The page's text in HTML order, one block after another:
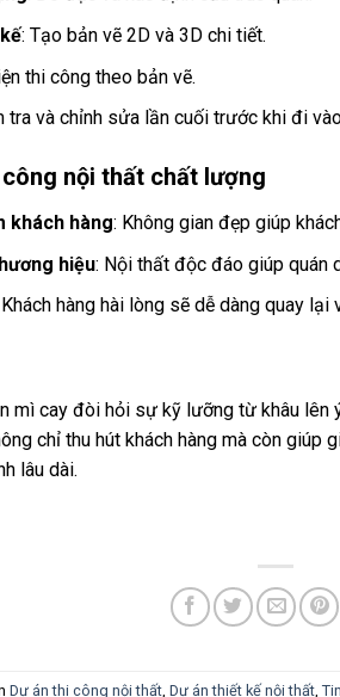
: Tạo bản vẽ 2D và 3D chi tiết.
thi công theo bản vẽ.
tra và chỉnh sửa lần cuối trước khi đi
nội thất chất lượng
khách hàng: Không gian đẹp giúp
hiệu: Nội thất độc đáo giúp quán
hàng hài lòng sẽ dễ dàng quay lại
mì cay đòi hỏi sự kỹ lưỡng từ khâu lên
chỉ thu hút khách hàng mà còn giúp
lâu dài.
Dự án thi công nội thất, Dự án thiết kế nội thất,